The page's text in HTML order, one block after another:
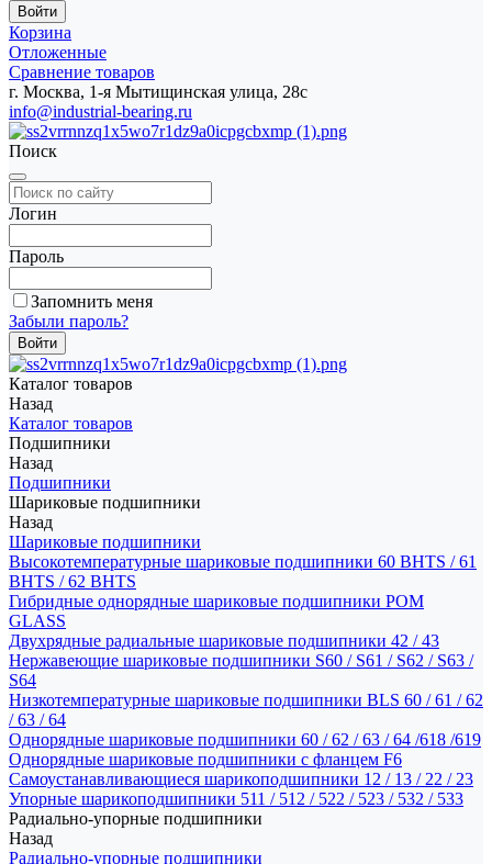
Корзина
Отложенные
Сравнение товаров
г. Москва, 1-я Мытищинская улица, 28с
info@industrial-bearing.ru
Поиск
Логин
Пароль
Запомнить меня
Забыли пароль?
Каталог товаров
Назад
Каталог товаров
Подшипники
Назад
Подшипники
Шариковые подшипники
Назад
Шариковые подшипники
Высокотемпературные шариковые подшипники 60 BHTS / 61
BHTS / 62 BHTS
Гибридные однорядные шариковые подшипники POM
GLASS
Двухрядные радиальные шариковые подшипники 42 / 43
Нержавеющие шариковые подшипники S60 / S61 / S62 / S63 /
S64
Низкотемпературные шариковые подшипники BLS 60 / 61 / 62
/ 63 / 64
Однорядные шариковые подшипники 60 / 62 / 63 / 64 /618 /619
Однорядные шариковые подшипники с фланцем F6
Самоустанавливающиеся шарикоподшипники 12 / 13 / 22 / 23
Упорные шарикоподшипники 511 / 512 / 522 / 523 / 532 / 533
Радиально-упорные подшипники
Назад
Радиально-упорные подшипники